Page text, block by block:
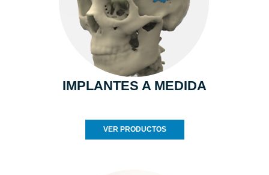
IMPLANTES A MEDIDA
VER PRODUCTOS